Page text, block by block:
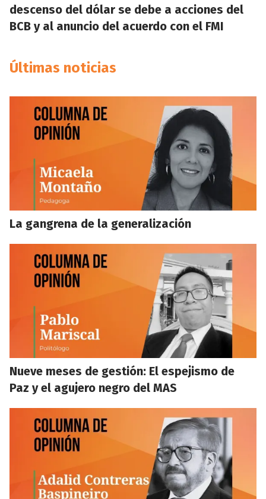
descenso del dólar se debe a acciones del
BCB y al anuncio del acuerdo con el FMI
Últimas noticias
La gangrena de la generalización
Nueve meses de gestión: El espejismo de
Paz y el agujero negro del MAS